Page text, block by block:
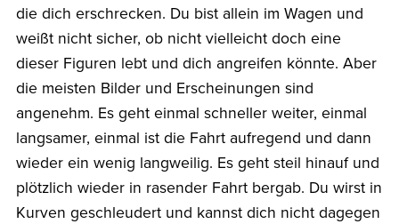
die dich erschrecken. Du bist allein im Wagen und
weißt nicht sicher, ob nicht vielleicht doch eine
dieser Figuren lebt und dich angreifen könnte. Aber
die meisten Bilder und Erscheinungen sind
angenehm. Es geht einmal schneller weiter, einmal
langsamer, einmal ist die Fahrt aufregend und dann
wieder ein wenig langweilig. Es geht steil hinauf und
plötzlich wieder in rasender Fahrt bergab. Du wirst in
Kurven geschleudert und kannst dich nicht dagegen